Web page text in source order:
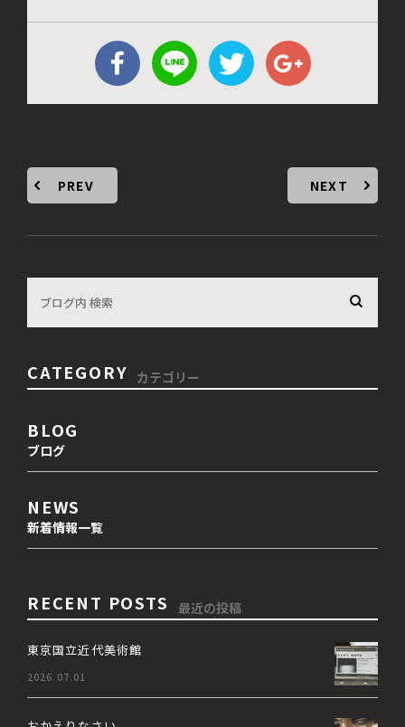
PREV NEXT
CATEGORY カテゴリー
BLOG
ブログ
NEWS
新着情報一覧
RECENT POSTS 最近の投稿
東京国立近代美術館
2026.07.01